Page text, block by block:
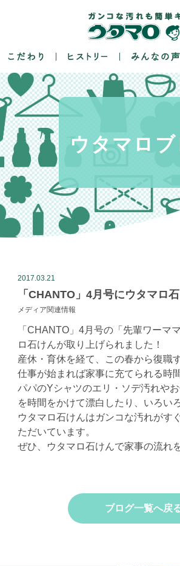
ウタマロ
2017.03.21
「CHANTO」4月号にウタマロ
メディア関連情報
「CHANTO」4月号の「先輩ワーマ
ロ石けんが取り上げられました！
産休・育休を経て、この春から復職
仕事が始まれば家事に充てられる時
パパのYシャツのエリ・ソデ汚れや
を時間をかけて漂白したり、いろい
ウタマロ石けんはガンコな汚れがす
ただいています。
ぜひ、ウタマロ石けんで家事の流れ
ブログ一覧へ戻